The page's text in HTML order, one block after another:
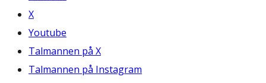
X
Youtube
Talmannen på X
Talmannen på Instagram